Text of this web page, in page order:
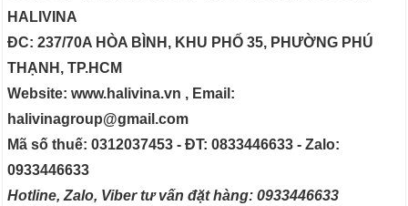
HALIVINA
ĐC: 237/70A HÒA BÌNH, KHU PHỐ 35, PHƯỜNG PHÚ
THẠNH, TP.HCM
Website: www.halivina.vn , Email:
halivinagroup@gmail.com
Mã số thuế: 0312037453 - ĐT: 0833446633 - Zalo:
0933446633
Hotline, Zalo, Viber tư vấn đặt hàng: 0933446633